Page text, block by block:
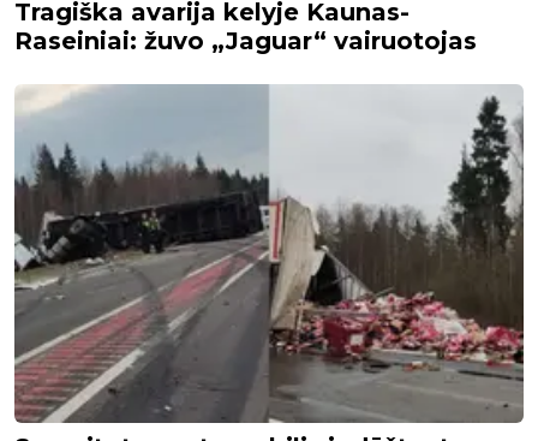
Tragiška avarija kelyje Kaunas-
Raseiniai: žuvo „Jaguar“ vairuotojas